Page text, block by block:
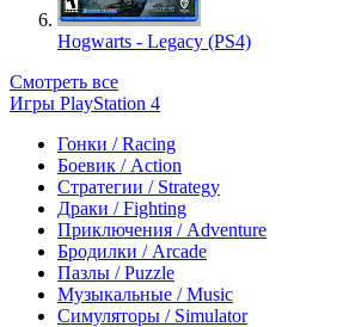
Hogwarts - Legacy (PS4)
Смотреть все
Игры PlayStation 4
Гонки / Racing
Боевик / Action
Стратегии / Strategy
Драки / Fighting
Приключения / Adventure
Бродилки / Arcade
Пазлы / Puzzle
Музыкальные / Music
Симуляторы / Simulator